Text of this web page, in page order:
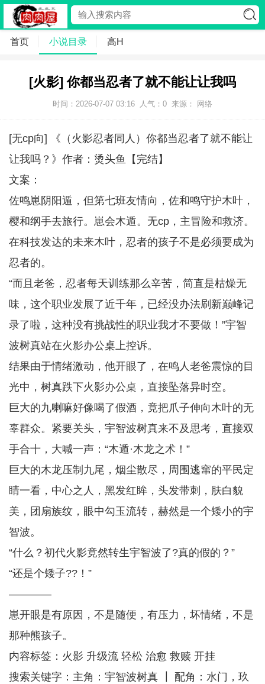
首页 小说目录 高H
[火影] 你都当忍者了就不能让让我吗
时间：2026-07-07 03:16 人气： 0 来源： 网络
[无cp向] 《（火影忍者同人）你都当忍者了就不能让
让我吗？》作者：烫头鱼【完结】
文案：
佐鸣崽阴阳遁，但第七班友情向，佐和鸣守护木叶，
樱和纲手去旅行。崽会木遁。无cp，主冒险和救济。
在科技发达的未来木叶，忍者的孩子不是必须要成为
忍者的。
“而且老爸，忍者每天训练那么辛苦，简直是枯燥无
味，这个职业发展了近千年，已经没办法刷新巅峰记
录了啦，这种没有挑战性的职业我才不要做！”宇智
波树真站在火影办公桌上控诉。
结果由于情绪激动，他开眼了，在鸣人老爸震惊的目
光中，树真跌下火影办公桌，直接坠落异时空。
巨大的九喇嘛好像喝了假酒，竟把爪子伸向木叶的无
辜群众。紧要关头，宇智波树真来不及思考，直接双
手合十，大喊一声：“木遁·木龙之术！”
巨大的木龙压制九尾，烟尘散尽，周围逃窜的平民定
睛一看，中心之人，黑发红眸，头发带刺，肤白貌
美，团扇族纹，眼中勾玉流转，赫然是一个矮小的宇
智波。
“什么？初代火影竟然转生宇智波了?真的假的？”
“还是个矮子??！”
————
崽开眼是有原因，不是随便，有压力，坏情绪，不是
那种熊孩子。
内容标签：火影 升级流 轻松 治愈 救赎 开挂
搜索关键字：主角：宇智波树真 ┃ 配角：水门，玖